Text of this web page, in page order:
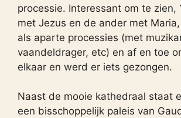
processie. Interessant om te zien,
met Jezus en de ander met
als aparte processies (met
vaandeldrager, etc) en af en toe
elkaar en werd er iets gezongen.
Naast de mooie kathedraal staat
een bisschoppelijk paleis van